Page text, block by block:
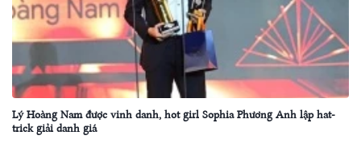
Lý Hoàng Nam được vinh danh, hot girl Sophia Phương Anh lập hat-
trick giải danh giá